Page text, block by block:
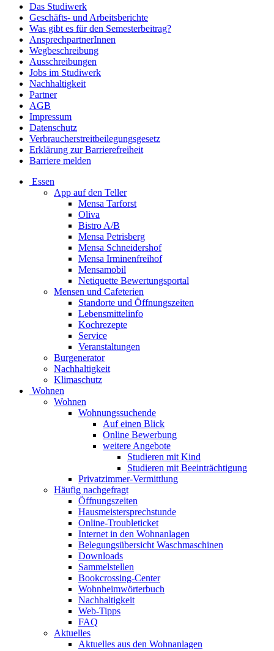
Das Studiwerk
Geschäfts- und Arbeitsberichte
Was gibt es für den Semesterbeitrag?
AnsprechpartnerInnen
Wegbeschreibung
Ausschreibungen
Jobs im Studiwerk
Nachhaltigkeit
Partner
AGB
Impressum
Datenschutz
Verbraucherstreitbeilegungsgesetz
Erklärung zur Barrierefreiheit
Barriere melden
Essen
App auf den Teller
Mensa Tarforst
Oliva
Bistro A/B
Mensa Petrisberg
Mensa Schneidershof
Mensa Irminenfreihof
Mensamobil
Netiquette Bewertungsportal
Mensen und Cafeterien
Standorte und Öffnungszeiten
Lebensmittelinfo
Kochrezepte
Service
Veranstaltungen
Burgenerator
Nachhaltigkeit
Klimaschutz
Wohnen
Wohnen
Wohnungssuchende
Auf einen Blick
Online Bewerbung
weitere Angebote
Studieren mit Kind
Studieren mit Beeinträchtigung
Privatzimmer-Vermittlung
Häufig nachgefragt
Öffnungszeiten
Hausmeistersprechstunde
Online-Troubleticket
Internet in den Wohnanlagen
Belegungsübersicht Waschmaschinen
Downloads
Sammelstellen
Bookcrossing-Center
Wohnheimwörterbuch
Nachhaltigkeit
Web-Tipps
FAQ
Aktuelles
Aktuelles aus den Wohnanlagen